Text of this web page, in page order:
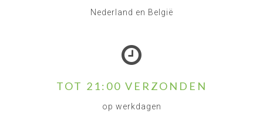
Nederland en België
TOT 21:00 VERZONDEN
op werkdagen